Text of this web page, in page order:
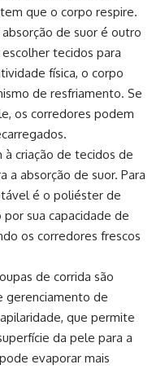
que o corpo respire.
de suor é outro
tecidos para
física, o corpo
de resfriamento. Se
os corredores podem
criação de tecidos de
a absorção de suor. Para
é o poliéster de
sua capacidade de
os corredores frescos
de corrida são
gerenciamento de
que permite
da pele para a
evaporar mais